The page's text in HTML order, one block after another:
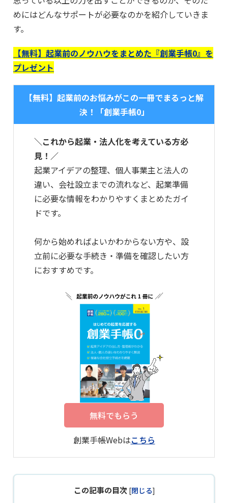
めにはどんなサポートが必要なのかを紹介していきま
す。
【無料】起業前のノウハウをまとめた『創業手帳0』を
プレゼント
【無料】起業前のお悩みがこの一冊でまるっと解
決！「創業手帳0」
＼これから起業・法人化を考えている方必
見！／
起業アイデアの整理、個人事業主と法人の
違い、会社設立までの流れなど、起業準備
に必要な情報をわかりやすくまとめたガイ
ドです。
何から始めればよいかわからない方や、設
立前に必要な手続き・準備を確認したい方
におすすめです。
無料でもらう
創業手帳Webはこちら
この記事の目次 [閉じる]